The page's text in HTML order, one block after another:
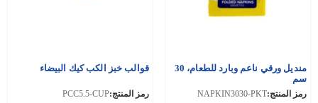
منديل ورقي ناعم وبارد للطعام، 30
سم
رمز المنتج:NAPKIN3030-PKT
قوالب خبز الكب كيك البيضاء
رمز المنتج:PCC5.5-CUP